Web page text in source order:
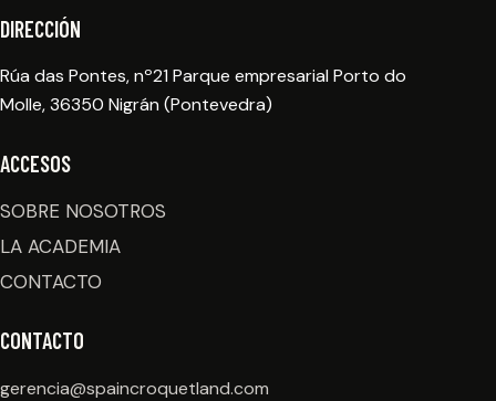
DIRECCIÓN
Rúa das Pontes, nº21 Parque empresarial Porto do
Molle, 36350 Nigrán (Pontevedra)
ACCESOS
SOBRE NOSOTROS
LA ACADEMIA
CONTACTO
CONTACTO
gerencia@spaincroquetland.com